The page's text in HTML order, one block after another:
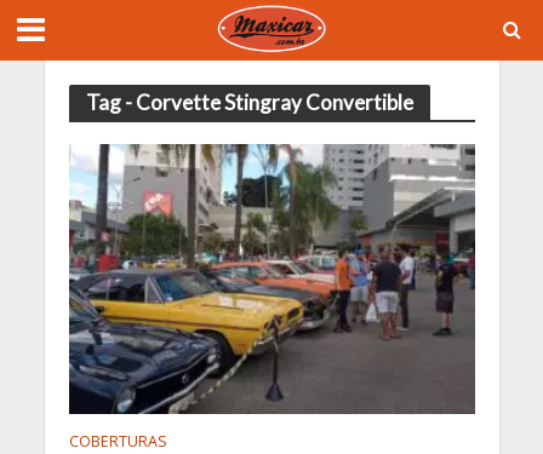
Tag - Corvette Stingray Convertible
COBERTURAS